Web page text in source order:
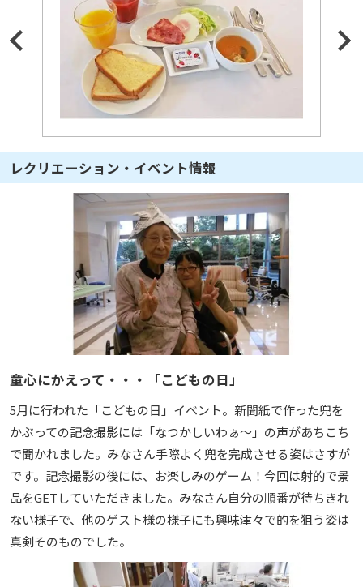
レクリエーション・イベント情報
童心にかえって・・・「こどもの日」
5月に行われた「こどもの日」イベント。新聞紙で作った兜を
かぶっての記念撮影には「なつかしいわぁ〜」の声があちこち
で聞かれました。みなさん手際よく兜を完成させる姿はさすが
です。記念撮影の後には、お楽しみのゲーム！今回は射的で景
品をGETしていただきました。みなさん自分の順番が待ちきれ
ない様子で、他のゲスト様の様子にも興味津々で的を狙う姿は
真剣そのものでした。